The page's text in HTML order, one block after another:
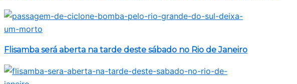
Flisamba será aberta na tarde deste sábado no Rio de Janeiro